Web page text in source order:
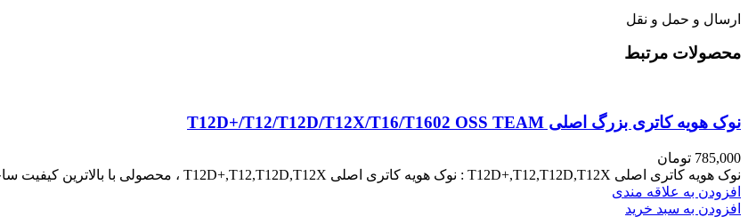
ارسال و حمل و نقل
محصولات مرتبط
نوک هویه کاتری بزرگ اصلی T12D+/T12/T12D/T12X/T16/T1602 OSS TEAM
785,000 تومان
نوک هویه کاتری اصلی T12D+,T12,T12D,T12X : نوک هویه کاتری اصلی T12D+,T12,T12D,T12X ، محصولی با بالاترین کیفیت ساخت و طراحی می‌باشد.
افزودن به علاقه مندی
افزودن به سبد خرید